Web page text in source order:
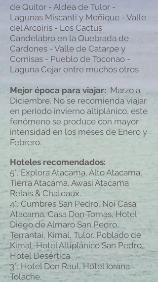
de Quitor - Aldea de Tulor -
Lagunas Miscanti y Meñique - Valle
del Arcoiris - Los Cactus
Candelabro en la Quebrada de
Cardones - Valle de Catarpe y
Cornisas - Pueblo de Toconao -
Laguna Cejar entre muchos otros
Mejor época para viajar: Marzo a
Diciembre. No se recomienda viajar
en periodo invierno altiplánico, este
fenómeno se produce con mayor
intensidad en los meses de Enero y
Febrero.
Hoteles recomendados:
5*, Explora Atacama, Alto Atacama,
Tierra Atacama, Awasi Atacama
Relais & Chateaux.
4*, Cumbres San Pedro, Noi Casa
Atacama, Casa Don Tomas, Hotel
Diego de Almaro San Pedro,
Terrantai, Kimal, Tulor, Poblado de
Kimal, Hotel Altiplánico San Pedro,
Hotel Desértica
3*, Hotel Don Raul, Hotel Iorana
Tolache.